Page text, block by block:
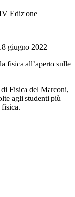
Edizione
giugno 2022
fisica all’aperto sulle
Fisica del Marconi,
agli studenti più
fisica.